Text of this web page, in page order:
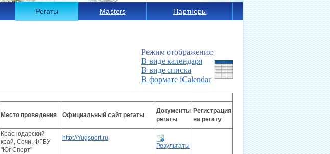
Регаты Masters Партнеры
Режим отображения:
В виде календаря
В виде списка
В формате iCalendar
Место проведения Официальный сайт регаты
Документы
регаты
Регистрация
на регату
Краснодарский
край, Сочи, ФГБУ
"Юг Спорт"
http://Yugsport.ru
Результаты